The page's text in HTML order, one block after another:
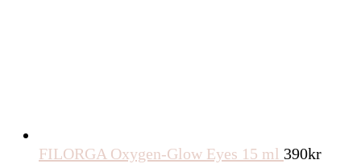
FILORGA Oxygen-Glow Eyes 15 ml 390kr